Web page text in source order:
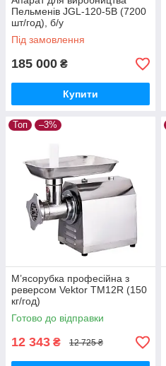
Пельменів JGL-120-5B (7200
шт/год), б/у
Під замовлення
185 000 ₴
Купити
Топ –3%
М’ясорубка професійна з
реверсом Vektor TM12R (150
кг/год)
Готово до відправки
12 343 ₴ 12 725 ₴